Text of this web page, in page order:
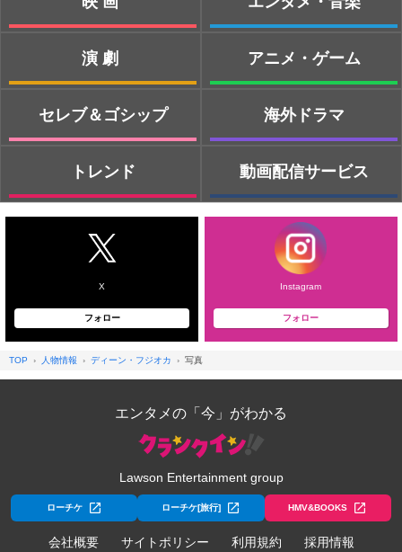
演劇
セレブ＆ゴシップ
トレンド
アニメ・ゲーム
海外ドラマ
動画配信サービス
X
フォロー
Instagram
フォロー
TOP 人物情報 ディーン・フジオカ 写真
エンタメの「今」がわかる
Lawson Entertainment group
ローチケ ローチケ[旅行] HMV&BOOKS
会社概要 サイトポリシー 利用規約 採用情報